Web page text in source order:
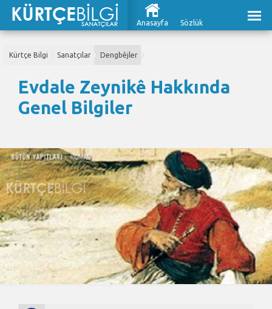
Anasayfa Sözlük
Kürtçe Bilgi Sanatçılar Dengbêjler
Evdale Zeynikê Hakkında
Genel Bilgiler